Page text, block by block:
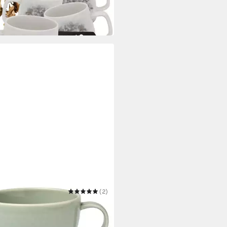
Werktagen bei dir
& BOCH
CRAFTED BLUEBERRY,
Grün, 250 ml
(2)
€